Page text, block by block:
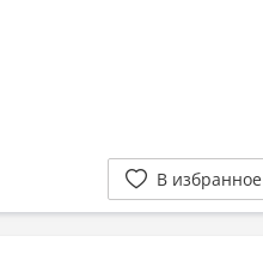
В избранное